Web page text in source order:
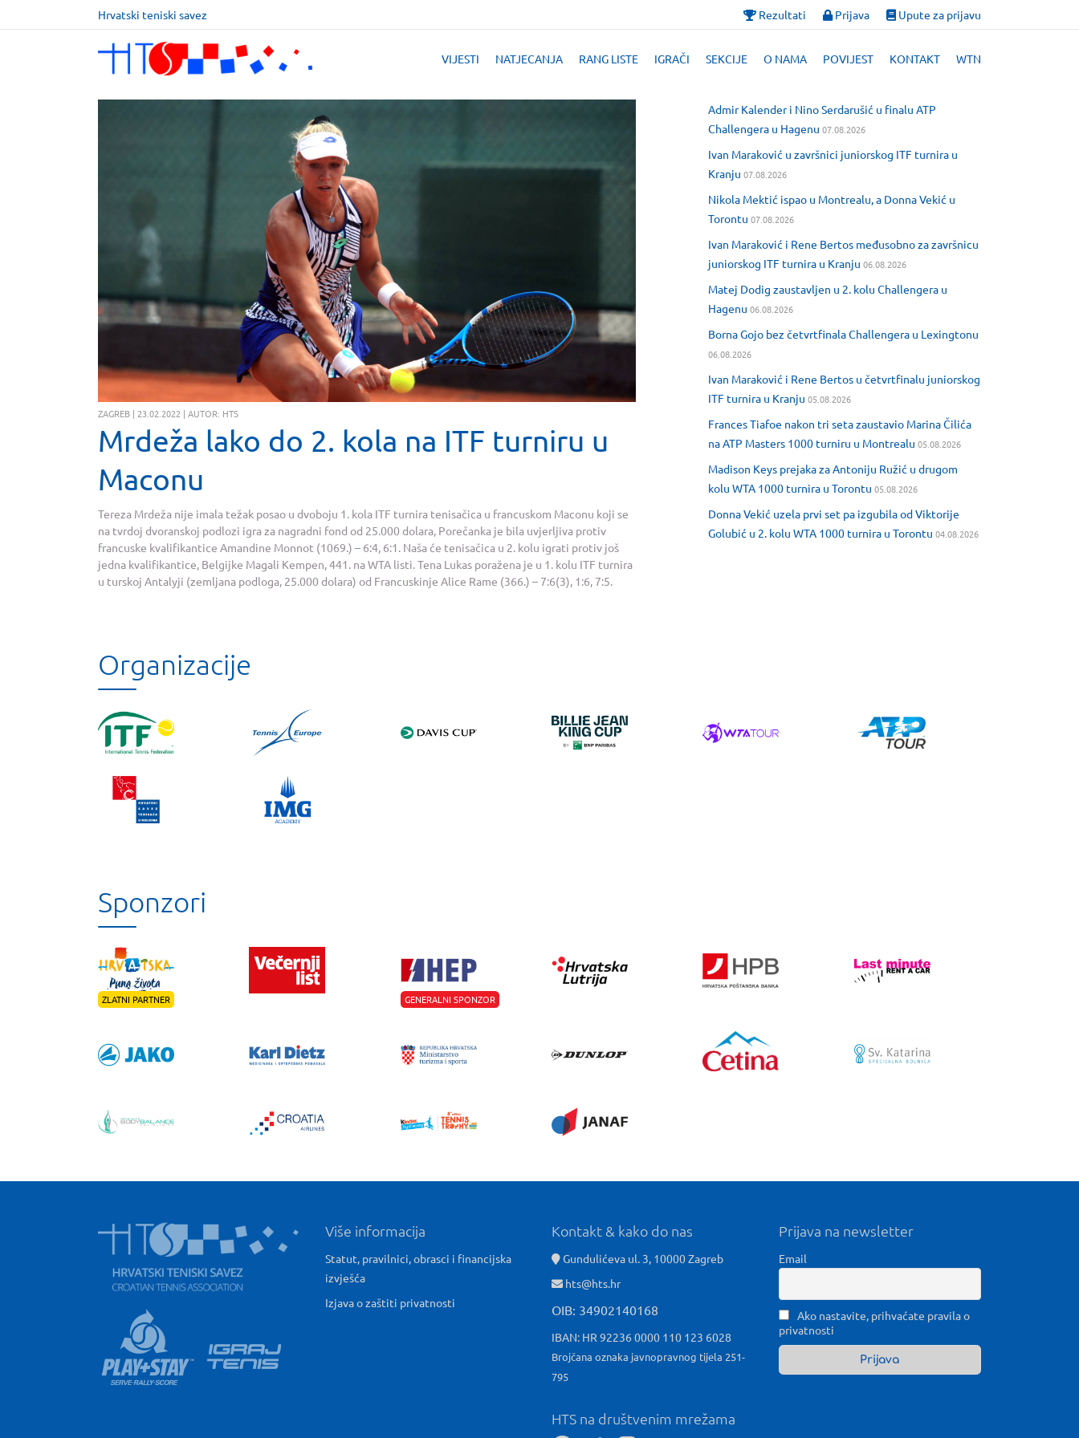
Hrvatski teniski savez Rezultati Prijava Upute za prijavu
VIJESTI NATJECANJA RANG LISTE IGRAČI SEKCIJE O NAMA POVIJEST KONTAKT WTN
ZAGREB | 23.02.2022 | AUTOR: HTS
Mrdeža lako do 2. kola na ITF turniru u
Maconu
Tereza Mrdeža nije imala težak posao u dvoboju 1. kola ITF turnira tenisačica u francuskom Maconu koji se
na tvrdoj dvoranskoj podlozi igra za nagradni fond od 25.000 dolara, Porečanka je bila uvjerljiva protiv
francuske kvalifikantice Amandine Monnot (1069.) – 6:4, 6:1. Naša će tenisačica u 2. kolu igrati protiv još
jedna kvalifikantice, Belgijke Magali Kempen, 441. na WTA listi. Tena Lukas poražena je u 1. kolu ITF turnira
u turskoj Antalyji (zemljana podloga, 25.000 dolara) od Francuskinje Alice Rame (366.) – 7:6(3), 1:6, 7:5.
Admir Kalender i Nino Serdarušić u finalu ATP
Challengera u Hagenu 07.08.2026
Ivan Maraković u završnici juniorskog ITF turnira u
Kranju 07.08.2026
Nikola Mektić ispao u Montrealu, a Donna Vekić u
Torontu 07.08.2026
Ivan Maraković i Rene Bertos međusobno za završnicu
juniorskog ITF turnira u Kranju 06.08.2026
Matej Dodig zaustavljen u 2. kolu Challengera u
Hagenu 06.08.2026
Borna Gojo bez četvrtfinala Challengera u Lexingtonu
06.08.2026
Ivan Maraković i Rene Bertos u četvrtfinalu juniorskog
ITF turnira u Kranju 05.08.2026
Frances Tiafoe nakon tri seta zaustavio Marina Čilića
na ATP Masters 1000 turniru u Montrealu 05.08.2026
Madison Keys prejaka za Antoniju Ružić u drugom
kolu WTA 1000 turnira u Torontu 05.08.2026
Donna Vekić uzela prvi set pa izgubila od Viktorije
Golubić u 2. kolu WTA 1000 turnira u Torontu 04.08.2026
Organizacije
Sponzori
ZLATNI PARTNER GENERALNI SPONZOR
Više informacija
Statut, pravilnici, obrasci i financijska
izvješća
Izjava o zaštiti privatnosti
Kontakt & kako do nas
Gundulićeva ul. 3, 10000 Zagreb
hts@hts.hr
OIB: 34902140168
IBAN: HR 92236 0000 110 123 6028
Brojčana oznaka javnopravnog tijela 251-
795
HTS na društvenim mrežama
Prijava na newsletter
Email
Ako nastavite, prihvaćate pravila o
privatnosti